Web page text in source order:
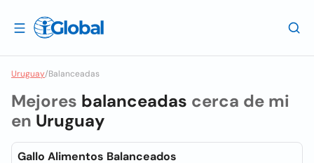
Uruguay/Balanceadas
Mejores balanceadas cerca de mi
en Uruguay
Gallo Alimentos Balanceados